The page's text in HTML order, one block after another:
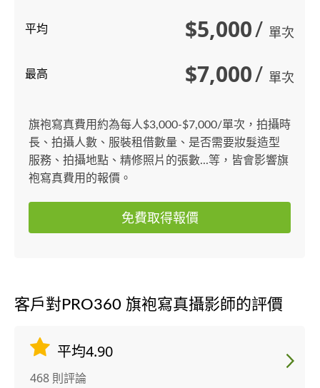
平均 $5,000/ 單次
最高 $7,000/ 單次
旗袍寫真費用約為每人$3,000-$7,000/單次，拍攝時
長、拍攝人數、服裝租借數量、是否需要妝髮造型
服務、拍攝地點、精修照片的張數...等，皆會影響旗
袍寫真費用的報價。
免費取得報價
客戶對PRO360 旗袍寫真攝影師的評價
平均4.90
468 則評論